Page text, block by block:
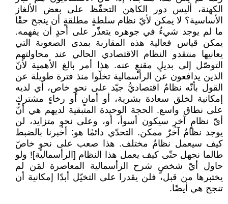
الكهنة، أليس دور الكاهن التحفّظ على ‏بعض الألغاز
الأساسية؟ لا يمكن لأيّ نظام سلطةٍ مطلقةٍ أن ينجح حقًا
ما لم يوجد شيءٌ في ‏جوهره يتعذّر على أحدٍ أن يفهمه.
يمكن قياس فعالية هذه المقاربة بمدى الصعوبة التي
يعانيها ‏منتقدو النظام الاقتصادي الحالي عند محاولتهم
التوصّل إلى بديلٍ مقنعٍ عنه. هذا أمر بالغ ‏الأهمية لأنّ
الذين يدافعون عن الرأسمالية تخلّوا منذ فترة طويلة عن
القول بأنّه نظامٌ اقتصاديٌّ ‏جيّد على نحوٍ خاص، أي لديه
إمكانية لخلق سعادة بشرية، أو أمانٍ أو رخاءٍ مشتركٍ
على ‏نطاق واسع. الحجة الوحيدة المتبقية لديهم هي أنّ
أيّ نظامٍ آخرٍ سيكون أسوأ، أو، وعلى نحوٍ ‏متزايد، لن
يوجد نظامٌ آخرٌ ممكن. التحدّي دائمًا هو: أخبرنا بالضبط
كيف سيعمل نظامٌ ‏مختلف. هذا صعب على نحوٍ خاصّ
طالما نجهل حتّى كيف يعمل هذا النظام [الرأسمالية]! ‏ولو
حاول أيّ شخصٍ شرح الرأسمالية المعاصرة لمَن لم
يختبرها من قبل، فلن يقدرا على التخيّل ‏أبدًا إمكانية أن
تنجح هي أيضًا.‏